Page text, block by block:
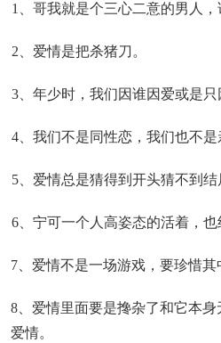
1、哥我就是个三心二意的男人，
2、爱情是把杀猪刀。
3、年少时，我们因谁因爱或是只
4、我们不是同性恋，我们也不是
5、爱情总是猜得到开头猜不到结
6、宁可一个人高姿态的活着，也
7、爱情不是一场游戏，要珍惜其
8、爱情里面要是搀杂了和它本
爱情。